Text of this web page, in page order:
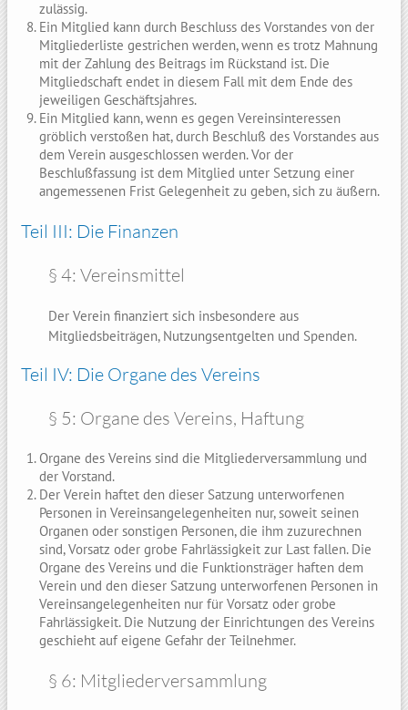
zulässig.
Ein Mitglied kann durch Beschluss des Vorstandes von der
Mitgliederliste gestrichen werden, wenn es trotz Mahnung
mit der Zahlung des Beitrags im Rückstand ist. Die
Mitgliedschaft endet in diesem Fall mit dem Ende des
jeweiligen Geschäftsjahres.
Ein Mitglied kann, wenn es gegen Vereinsinteressen
gröblich verstoßen hat, durch Beschluß des Vorstandes aus
dem Verein ausgeschlossen werden. Vor der
Beschlußfassung ist dem Mitglied unter Setzung einer
angemessenen Frist Gelegenheit zu geben, sich zu äußern.
Teil III: Die Finanzen
§ 4: Vereinsmittel
Der Verein finanziert sich insbesondere aus
Mitgliedsbeiträgen, Nutzungsentgelten und Spenden.
Teil IV: Die Organe des Vereins
§ 5: Organe des Vereins, Haftung
Organe des Vereins sind die Mitgliederversammlung und
der Vorstand.
Der Verein haftet den dieser Satzung unterworfenen
Personen in Vereinsangelegenheiten nur, soweit seinen
Organen oder sonstigen Personen, die ihm zuzurechnen
sind, Vorsatz oder grobe Fahrlässigkeit zur Last fallen. Die
Organe des Vereins und die Funktionsträger haften dem
Verein und den dieser Satzung unterworfenen Personen in
Vereinsangelegenheiten nur für Vorsatz oder grobe
Fahrlässigkeit. Die Nutzung der Einrichtungen des Vereins
geschieht auf eigene Gefahr der Teilnehmer.
§ 6: Mitgliederversammlung